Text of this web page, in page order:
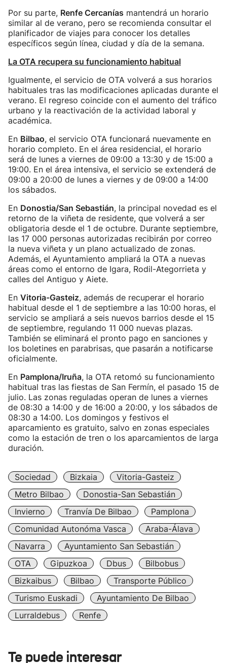
Por su parte, Renfe Cercanías mantendrá un horario
similar al de verano, pero se recomienda consultar el
planificador de viajes para conocer los detalles
específicos según línea, ciudad y día de la semana.
La OTA recupera su funcionamiento habitual
Igualmente, el servicio de OTA volverá a sus horarios
habituales tras las modificaciones aplicadas durante el
verano. El regreso coincide con el aumento del tráfico
urbano y la reactivación de la actividad laboral y
académica.
En Bilbao, el servicio OTA funcionará nuevamente en
horario completo. En el área residencial, el horario
será de lunes a viernes de 09:00 a 13:30 y de 15:00 a
19:00. En el área intensiva, el servicio se extenderá de
09:00 a 20:00 de lunes a viernes y de 09:00 a 14:00
los sábados.
En Donostia/San Sebastián, la principal novedad es el
retorno de la viñeta de residente, que volverá a ser
obligatoria desde el 1 de octubre. Durante septiembre,
las 17 000 personas autorizadas recibirán por correo
la nueva viñeta y un plano actualizado de zonas.
Además, el Ayuntamiento ampliará la OTA a nuevas
áreas como el entorno de Igara, Rodil-Ategorrieta y
calles del Antiguo y Aiete.
En Vitoria-Gasteiz, además de recuperar el horario
habitual desde el 1 de septiembre a las 10:00 horas, el
servicio se ampliará a seis nuevos barrios desde el 15
de septiembre, regulando 11 000 nuevas plazas.
También se eliminará el pronto pago en sanciones y
los boletines en parabrisas, que pasarán a notificarse
oficialmente.
En Pamplona/Iruña, la OTA retomó su funcionamiento
habitual tras las fiestas de San Fermín, el pasado 15 de
julio. Las zonas reguladas operan de lunes a viernes
de 08:30 a 14:00 y de 16:00 a 20:00, y los sábados de
08:30 a 14:00. Los domingos y festivos el
aparcamiento es gratuito, salvo en zonas especiales
como la estación de tren o los aparcamientos de larga
duración.
Sociedad Bizkaia
Vitoria-Gasteiz
Metro Bilbao
Donostia-San Sebastián
Invierno
Tranvía De Bilbao
Pamplona
Comunidad Autonóma Vasca
Araba-Álava
Navarra
Ayuntamiento San Sebastián
OTA
Gipuzkoa Dbus
Bilbobus
Bizkaibus
Bilbao
Transporte Público
Turismo Euskadi
Ayuntamiento De Bilbao
Lurraldebus
Renfe
Te puede interesar